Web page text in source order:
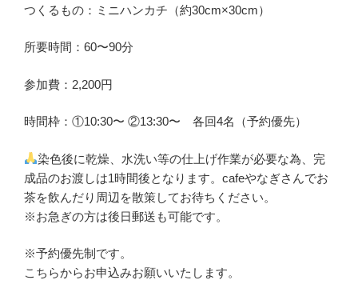
つくるもの：ミニハンカチ（約30cm×30cm）
所要時間：60〜90分
参加費：2,200円
時間枠：①10:30〜 ②13:30〜 各回4名（予約優先）
染色後に乾燥、水洗い等の仕上げ作業が必要な為、完
成品のお渡しは1時間後となります。cafeやなぎさんでお
茶を飲んだり周辺を散策してお待ちください。
※お急ぎの方は後日郵送も可能です。
※予約優先制です。
こちらからお申込みお願いいたします。